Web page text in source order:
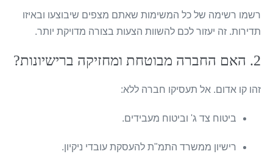
רשמו רשימה של כל המשימות שאתם מצפים שיבוצעו ובאיזו
תדירות. זה יעזור לכם להשוות הצעות בצורה מדויקת יותר.
2. האם החברה מבוטחת ומחזיקה ברישיונות?
זהו קו אדום. אל תעסיקו חברה ללא:
ביטוח צד ג' וביטוח מעבידים.
רישיון ממשרד התמ"ת להעסקת עובדי ניקיון.